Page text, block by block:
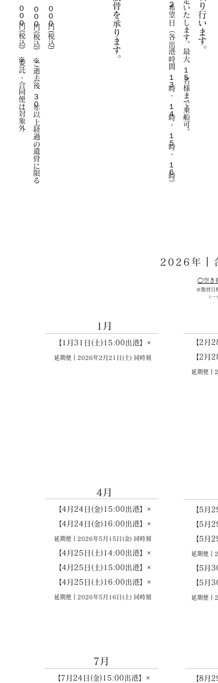
執り行いま
す。
名様まで乗船可。
（各出
港時間１３
時・１４時・１５時・１６時）
骨を承ります。
０，０００円(税込)
※ご逝去後３０年以上経過の遺骨に限る
※委託・合同便は対象外
2026年｜
​◯空き
※散骨日
（
1月
【1月31日(土)15:00出港】×
延期便｜2026年2 月21 日(土) 同時刻
【2月
【2月
延期便｜
4月
【4月24日(金)15:00出港】×
【4月24日(金)16:00出港】×
延期便｜2026年5 月15 日(金) 同時刻
【4月25日(土)14:00出港】×
【4月25日(土)15:00出港】×
【4月25日(土)16:00出港】×
延期便｜2026年5 月16 日(土) 同時刻
【5月
【5月
【5月
延期便｜
【5月
【5月
延期便｜
7月
【7月24日(金)15:00出港】×
【8月